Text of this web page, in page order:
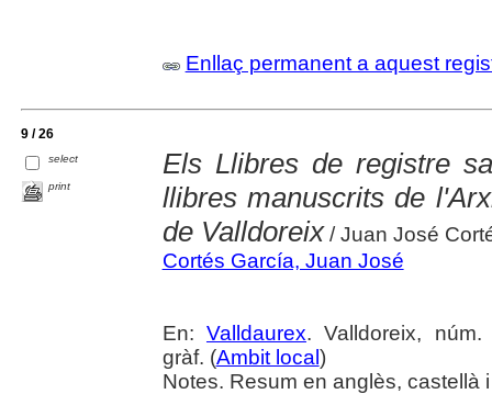
Enllaç permanent a aquest
9 / 26
select
print
Els Llibres de registre
llibres manuscrits de
de Valldoreix/ Juan José
Cortés García, Juan José
En: Valldaurex. Valldoreix,
gràf. (Ambit local )
Notes. Resum en anglès, castellà